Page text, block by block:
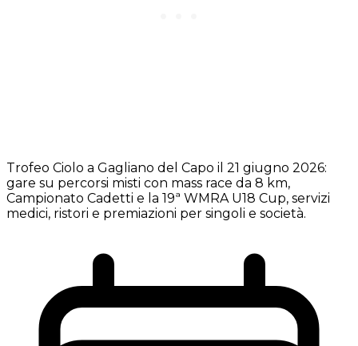
Trofeo Ciolo a Gagliano del Capo il 21 giugno 2026:
gare su percorsi misti con mass race da 8 km,
Campionato Cadetti e la 19ª WMRA U18 Cup, servizi
medici, ristori e premiazioni per singoli e società.